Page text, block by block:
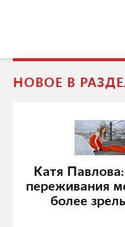
НОВОЕ В
Катя
переживания
более